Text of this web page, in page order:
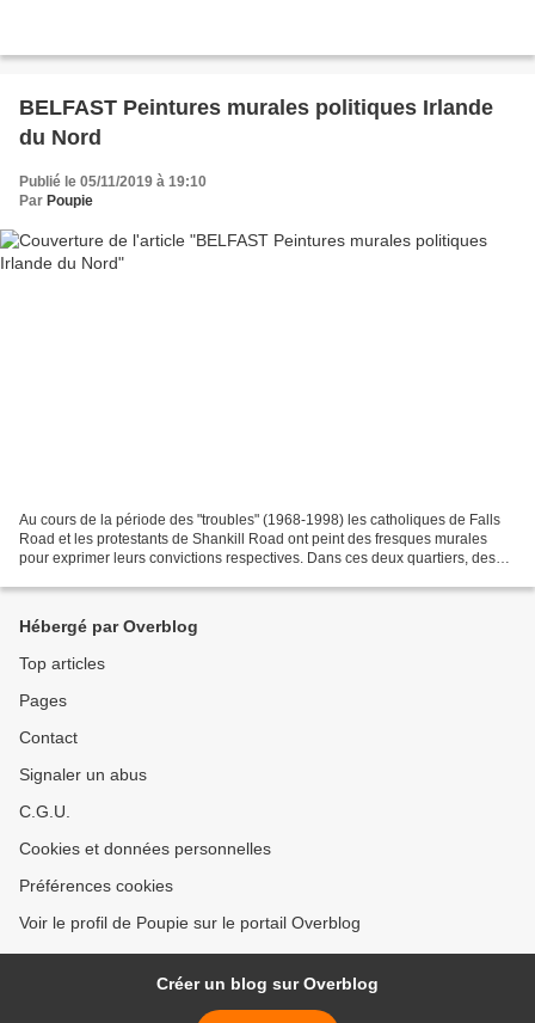
BELFAST Peintures murales politiques Irlande
du Nord
Publié le 05/11/2019 à 19:10
Par Poupie
Au cours de la période des "troubles" (1968-1998) les catholiques de Falls
Road et les protestants de Shankill Road ont peint des fresques murales
pour exprimer leurs convictions respectives. Dans ces deux quartiers, des
Hébergé par Overblog
Top articles
Pages
Contact
Signaler un abus
C.G.U.
Cookies et données personnelles
Préférences cookies
Voir le profil de Poupie sur le portail Overblog
Créer un blog sur Overblog